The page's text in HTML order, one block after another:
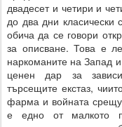
двадесет и четири и
до два дни
обича да се говори
за описване. Това е
наркоманите на Запад
ценен дар за
търсещите екстаз,
фарма и войната срещу
е едно от малкото